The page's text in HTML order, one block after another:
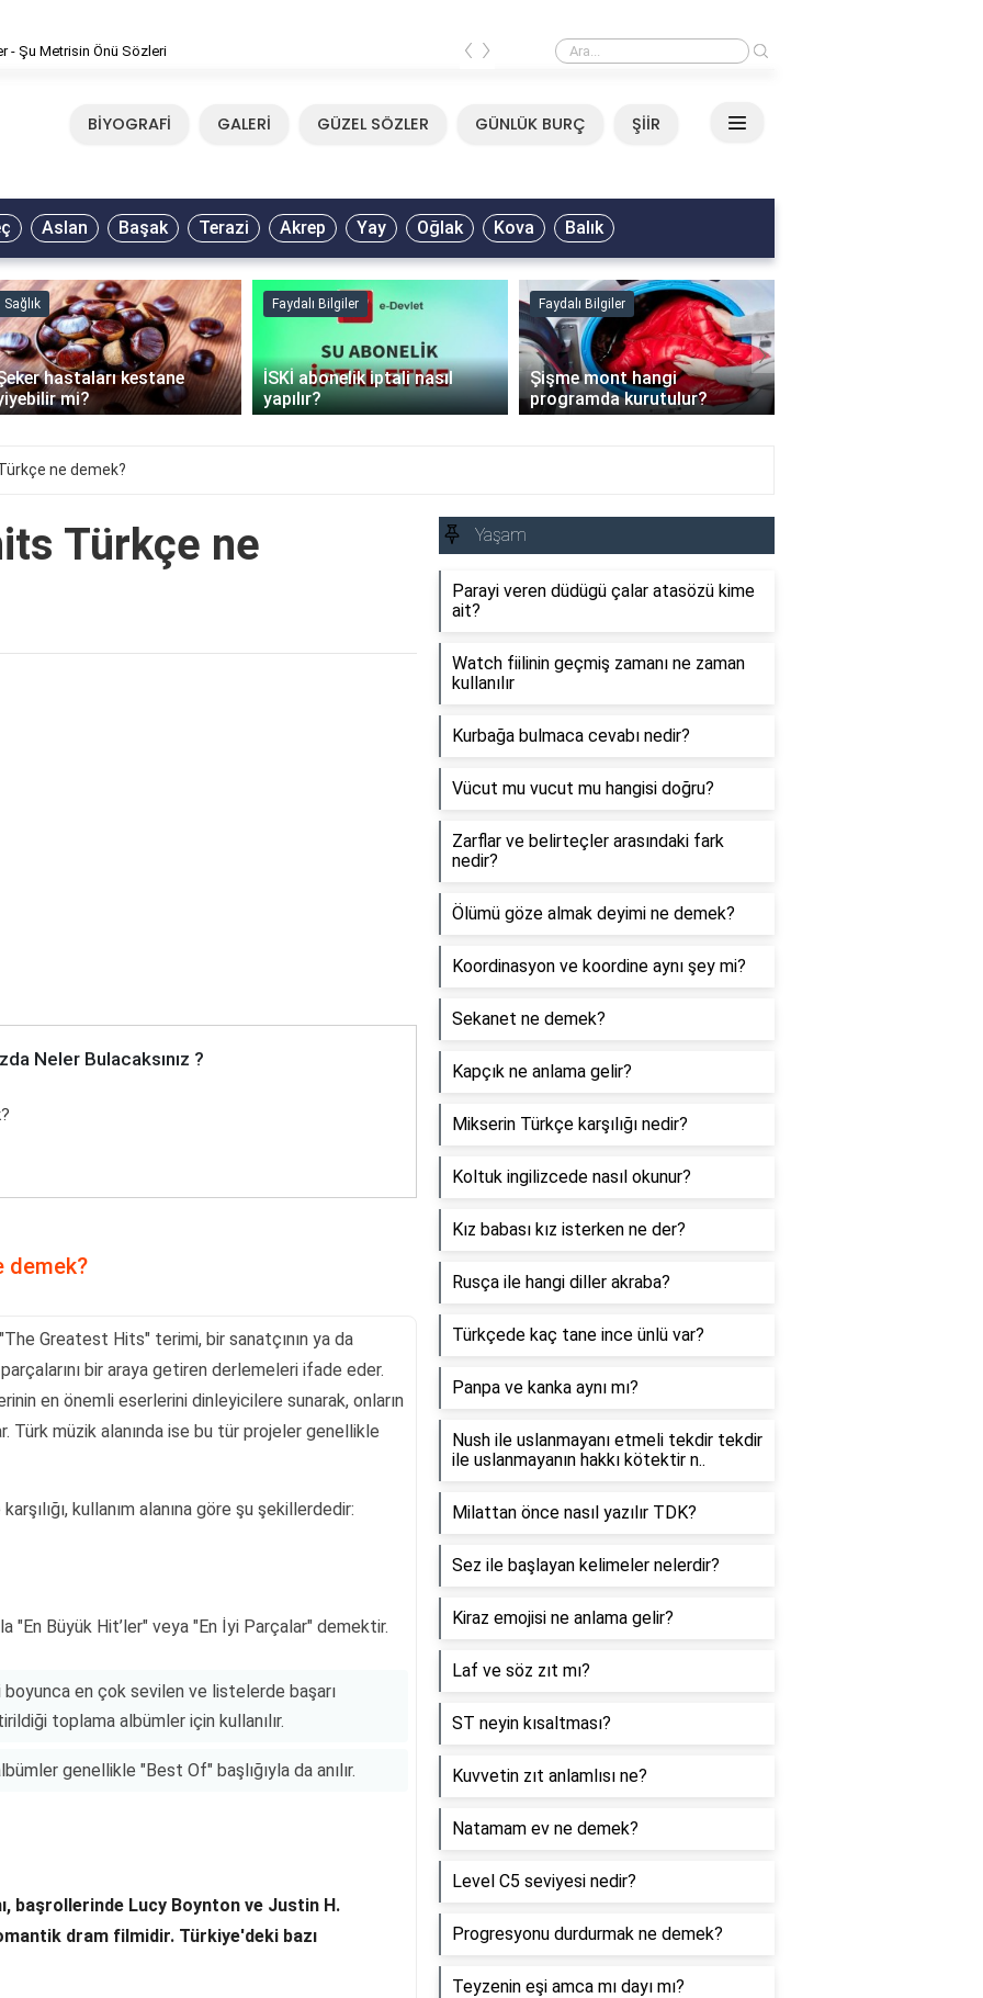
- Şu Metrisin Önü Sözleri Mirkelam - Tavla Sözleri
‹ ›
BİYOGRAFİ GALERİ GÜZEL SÖZLER GÜNLÜK BURÇ ŞİİR
Aslan Başak Terazi Akrep Yay Oğlak Kova Balık
Sağlık
hastaları kestane
mi?
Faydalı Bilgiler
İSKİ abonelik iptali nasıl
yapılır?
Faydalı Bilgiler
Şişme mont hangi
programda kurutulur?
›
ne demek?
Türkçe ne
Neler Bulacaksınız ?
demek?
"The Greatest Hits" terimi, bir sanatçının ya da
bir araya getiren derlemeleri ifade eder.
en önemli eserlerini dinleyicilere sunarak, onların
Türk müzik alanında ise bu tür projeler genellikle
kullanım alanına göre şu şekillerdedir:
"En Büyük Hit’ler" veya "En İyi Parçalar" demektir.
boyunca en çok sevilen ve listelerde başarı
toplama albümler için kullanılır.
genellikle "Best Of" başlığıyla da anılır.
başrollerinde Lucy Boynton ve Justin H.
dram filmidir. Türkiye'deki bazı
Yaşam
Parayi veren düdügü çalar atasözü kime
ait?
Watch fiilinin geçmiş zamanı ne zaman
kullanılır
Kurbağa bulmaca cevabı nedir?
Vücut mu vucut mu hangisi doğru?
Zarflar ve belirteçler arasındaki fark
nedir?
Ölümü göze almak deyimi ne demek?
Koordinasyon ve koordine aynı şey mi?
Sekanet ne demek?
Kapçık ne anlama gelir?
Mikserin Türkçe karşılığı nedir?
Koltuk ingilizcede nasıl okunur?
Kız babası kız isterken ne der?
Rusça ile hangi diller akraba?
Türkçede kaç tane ince ünlü var?
Panpa ve kanka aynı mı?
Nush ile uslanmayanı etmeli tekdir tekdir
ile uslanmayanın hakkı kötektir n..
Milattan önce nasıl yazılır TDK?
Sez ile başlayan kelimeler nelerdir?
Kiraz emojisi ne anlama gelir?
Laf ve söz zıt mı?
ST neyin kısaltması?
Kuvvetin zıt anlamlısı ne?
Natamam ev ne demek?
Level C5 seviyesi nedir?
Progresyonu durdurmak ne demek?
Teyzenin eşi amca mı dayı mı?